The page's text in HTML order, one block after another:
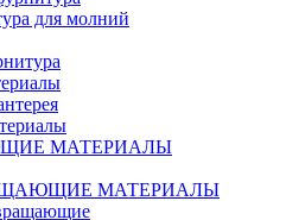
для молний
МАТЕРИАЛЫ
МАТЕРИАЛЫ